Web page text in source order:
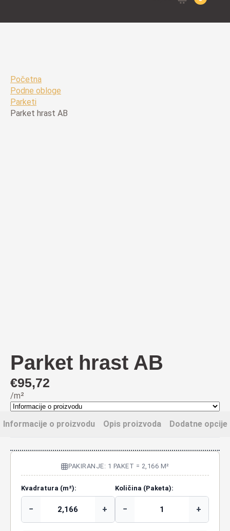
Početna
Podne obloge
Parketi
Parket hrast AB
Parket hrast AB
€95,72
/m²
Informacije o proizvodu Opis proizvoda Dodatne opcije
PAKIRANJE: 1 PAKET = 2,166 M²
Kvadratura (m²):
− +
Količina (Paketa):
− +